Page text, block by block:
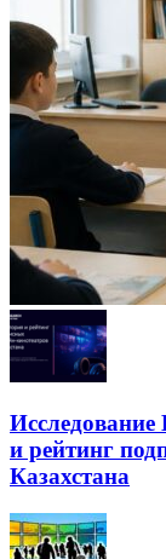
Исследование
и рейтинг
Казахстана